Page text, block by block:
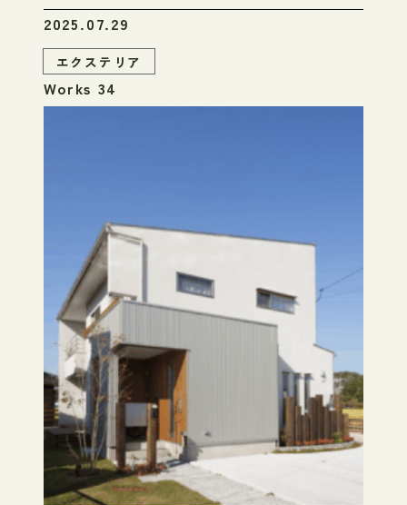
2025.07.29
エクステリア
Works 34